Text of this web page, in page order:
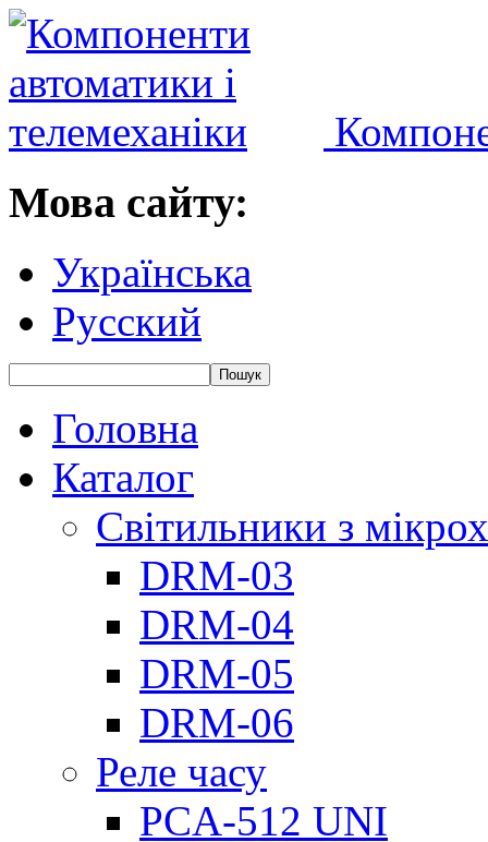
Мова сайту:
Українська
Русский
Головна
Каталог
Світильники з
DRM-03
DRM-04
DRM-05
DRM-06
Реле часу
PCA-512 UNI